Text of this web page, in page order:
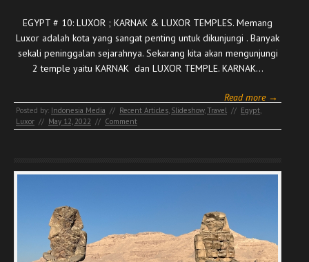
EGYPT # 10: LUXOR ; KARNAK & LUXOR TEMPLES. Memang
Luxor adalah kota yang sangat penting untuk dikunjungi . Banyak
sekali peninggalan sejarahnya. Sekarang kita akan mengunjungi
2 temple yaitu KARNAK dan LUXOR TEMPLE. KARNAK…
Read more →
Posted by: Indonesia Media // Recent Articles Slideshow, Travel // Egypt
Luxor // May 12, 2022 // Comment